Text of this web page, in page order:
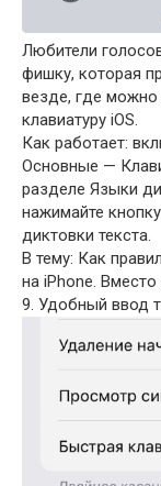
Любители
фишку, которая
везде, где можно
клавиатуру iOS.
Как работает:
Основные —
разделе Языки
нажимайте
диктовки текста.
В тему: Как
на iPhone. Вместо
9. Удобный ввод